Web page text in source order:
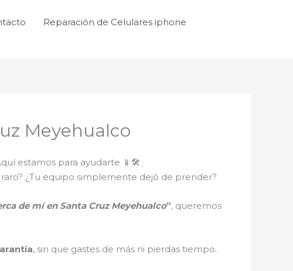
Reparación de Celulares iphone
Meyehualco
estamos para ayudarte 📱🛠️
¿Tu equipo simplemente dejó de prender?
de mí en Santa Cruz Meyehualco”, queremos
, sin que gastes de más ni pierdas tiempo.